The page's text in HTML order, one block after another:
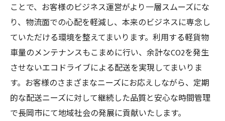
ことで、お客様のビジネス運営がより一層スムーズにな
り、物流面での心配を軽減し、本来のビジネスに専念し
ていただける環境を整えてまいります。利用する軽貨物
車量のメンテナンスもこまめに行い、余計なCO2を発生
させないエコドライブによる配送を実現してまいりま
す。お客様のさまざまなニーズにお応えしながら、定期
的な配送ニーズに対して継続した品質と安心な時間管理
で長岡市にて地域社会の発展に貢献いたします。